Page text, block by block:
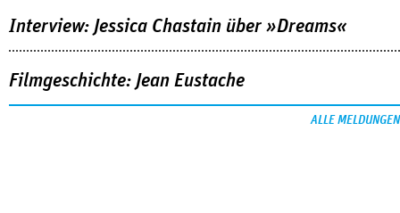
Interview: Jessica Chastain über »Dreams«
Filmgeschichte: Jean Eustache
ALLE MELDUNGEN